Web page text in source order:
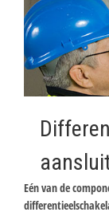
Eén van de